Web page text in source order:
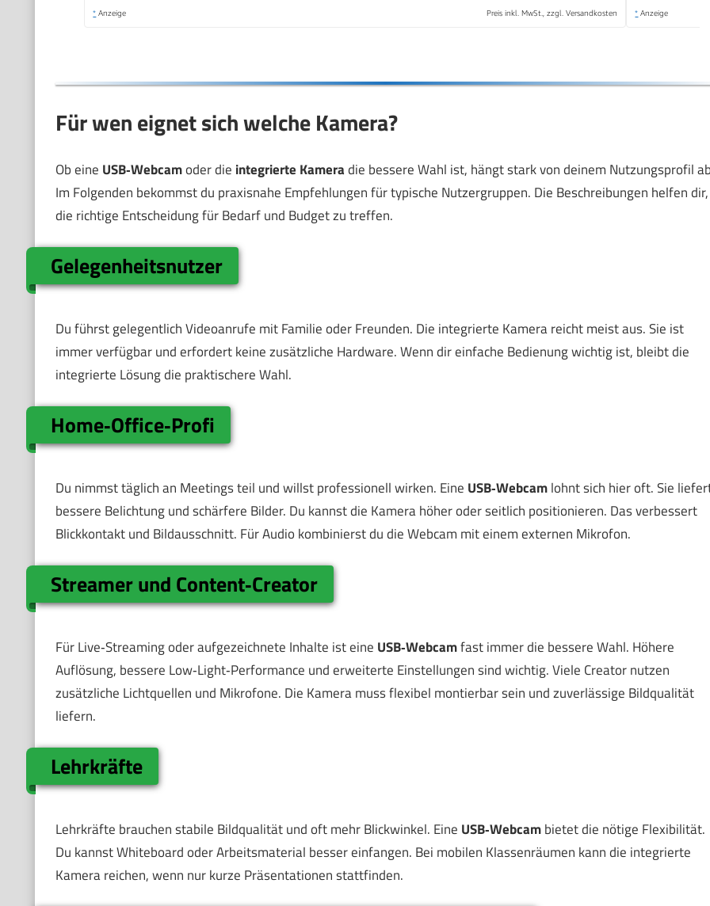
* Anzeige Preis inkl. MwSt., zzgl. Versandkosten * Anzeige
Für wen eignet sich welche Kamera?
Ob eine USB‑Webcamoder die integrierte Kameradie bessere Wahl ist, hängt stark von deinem Nutzungsprofil
Im Folgenden bekommst du praxisnahe Empfehlungen für typische Nutzergruppen. Die Beschreibungen helfen dir,
die richtige Entscheidung für Bedarf und Budget zu treffen.
Gelegenheitsnutzer
Du führst gelegentlich Videoanrufe mit Familie oder Freunden. Die integrierte Kamera reicht meist aus. Sie ist
immer verfügbar und erfordert keine zusätzliche Hardware. Wenn dir einfache Bedienung wichtig ist, bleibt die
integrierte Lösung die praktischere Wahl.
Home‑Office‑Profi
Du nimmst täglich an Meetings teil und willst professionell wirken. Eine USB‑Webcamlohnt sich hier oft. Sie
bessere Belichtung und schärfere Bilder. Du kannst die Kamera höher oder seitlich positionieren. Das verbessert
Blickkontakt und Bildausschnitt. Für Audio kombinierst du die Webcam mit einem externen Mikrofon.
Streamer und Content‑Creator
Für Live‑Streaming oder aufgezeichnete Inhalte ist eine USB‑Webcamfast immer die bessere Wahl. Höhere
Auflösung, bessere Low‑Light‑Performance und erweiterte Einstellungen sind wichtig. Viele Creator nutzen
zusätzliche Lichtquellen und Mikrofone. Die Kamera muss flexibel montierbar sein und zuverlässige Bildqualität
liefern.
Lehrkräfte
Lehrkräfte brauchen stabile Bildqualität und oft mehr Blickwinkel. Eine USB‑Webcambietet die nötige Flexibilität.
Du kannst Whiteboard oder Arbeitsmaterial besser einfangen. Bei mobilen Klassenräumen kann die integrierte
Kamera reichen, wenn nur kurze Präsentationen stattfinden.